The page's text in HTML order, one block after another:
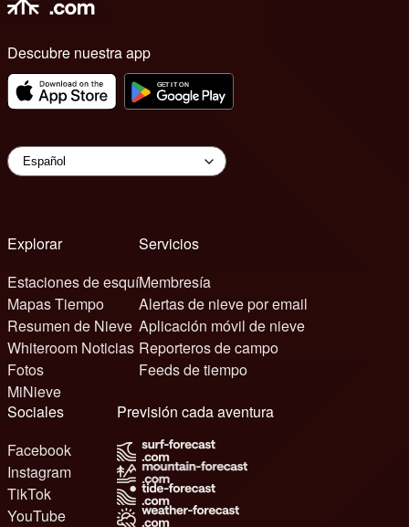
Descubre nuestra app
Explorar
Estaciones de esquí
Mapas Tiempo
Resumen de Nieve
Whiteroom Noticias
Fotos
MiNieve
Servicios
Membresía
Alertas de nieve por email
Aplicación móvil de nieve
Reporteros de campo
Feeds de tiempo
Sociales
Facebook
Instagram
TikTok
YouTube
Previsión cada aventura